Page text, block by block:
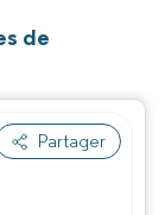
de
Partager